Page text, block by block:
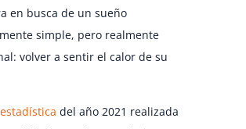
en busca de un sueño
simple, pero realmente
volver a sentir el calor de su
estadística del año 2021 realizada